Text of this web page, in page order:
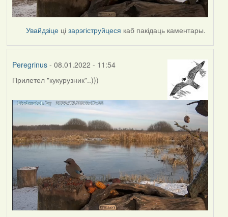
Увайдзіце цізарэгіструйцеся каб пакідаць каментары.
Peregrinus- 08.01.2022 - 11:54
Прилетел "кукурузник"..)))